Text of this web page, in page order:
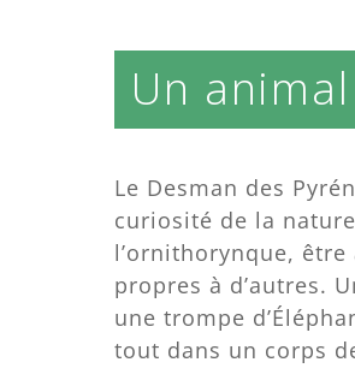
Un
Le Desman des
curiosité de la
l’ornithorynque,
propres à d’autres.
une trompe
tout dans un corps